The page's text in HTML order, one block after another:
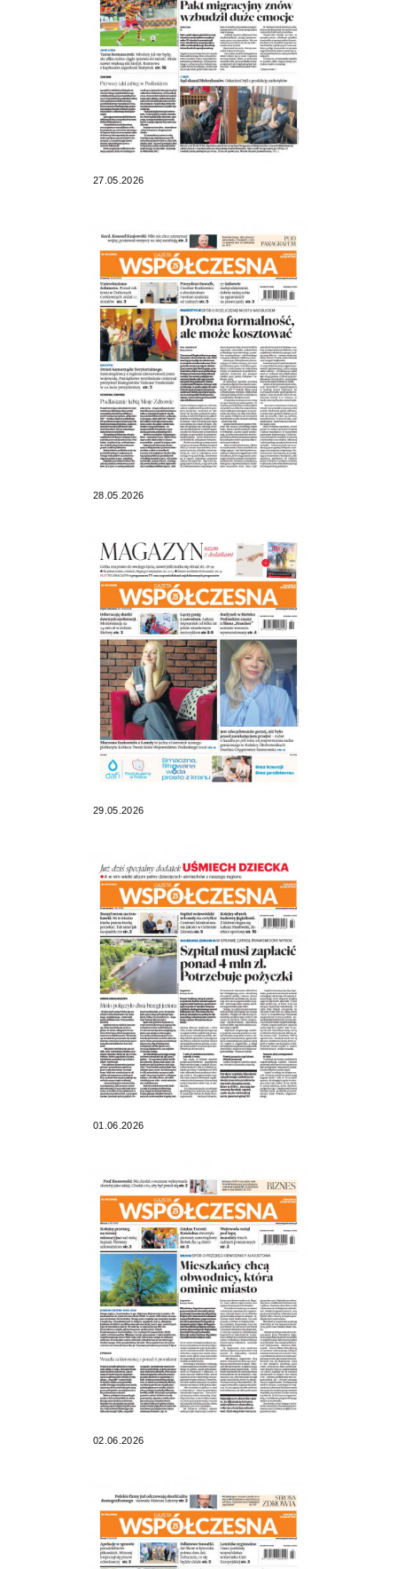
27.05.2026
28.05.2026
29.05.2026
01.06.2026
02.06.2026